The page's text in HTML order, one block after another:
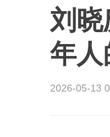
刘晓
年人
2026-05-13